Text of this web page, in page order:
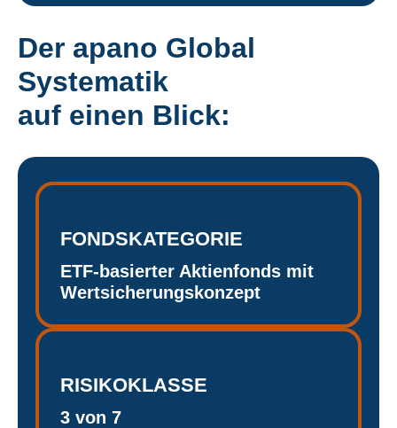
Der apano Global
Systematik
auf einen Blick:
FONDSKATEGORIE
ETF-basierter Aktienfonds mit
Wertsicherungskonzept
RISIKOKLASSE
3 von 7